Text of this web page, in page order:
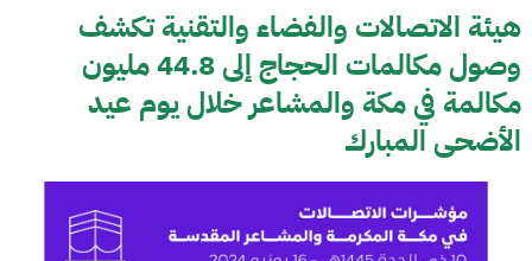
هيئة الاتصالات والفضاء والتقنية تكشف
وصول مكالمات الحجاج إلى 44.8 مليون
مكالمة في مكة والمشاعر خلال يوم عيد
الأضحى المبارك